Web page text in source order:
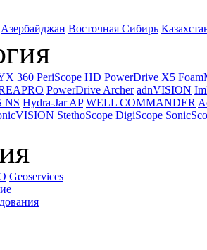
Азербайджан Восточная Сибирь
360 PeriScope HD PowerDrive X5
PowerDrive Archer adnVISION
NS Hydra-Jar AP WELL COMMANDER
StethoScope DigiScope
Geoservices